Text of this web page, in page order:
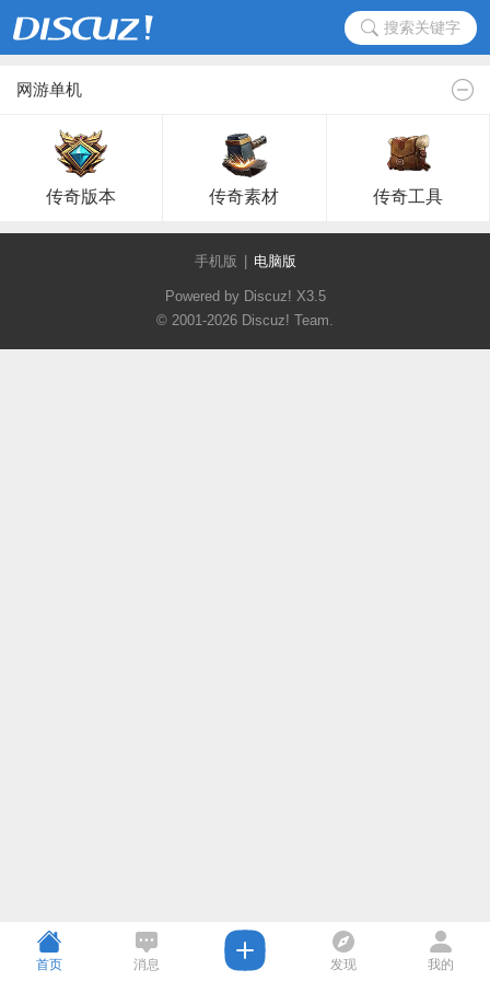
搜索关键字
网游单机
传奇版本 传奇素材 传奇工具
手机版 电脑版
Powered by Discuz! X3.5
© 2001-2026 Discuz! Team.
首页 消息 发现 我的